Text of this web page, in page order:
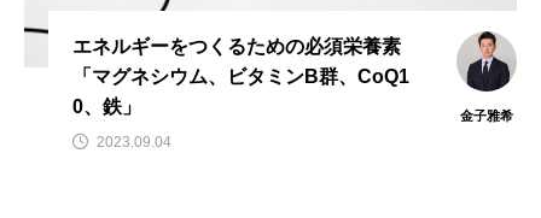
エネルギーをつくるための必須栄養素
「マグネシウム、ビタミンB群、CoQ1
0、鉄」
金子雅希
2023.09.04